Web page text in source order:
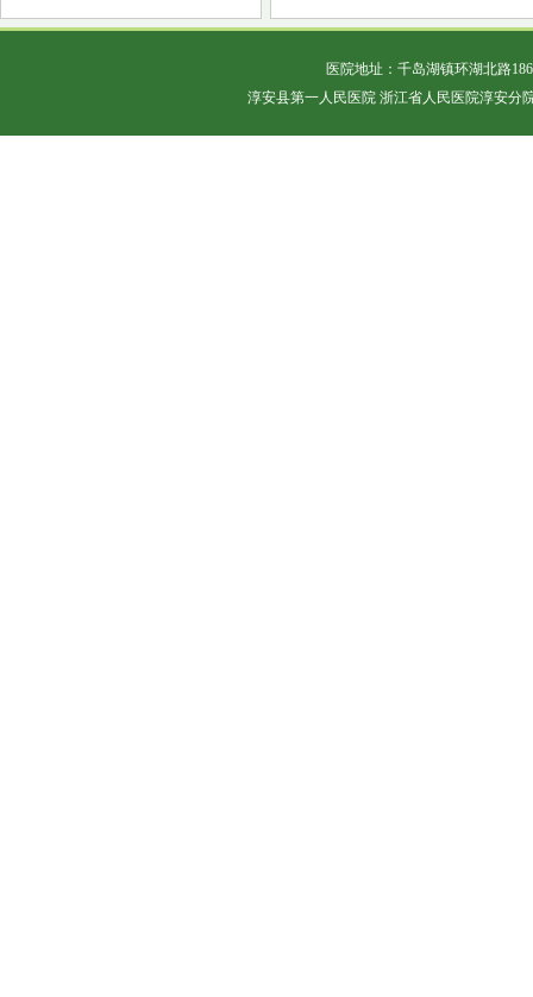
医院地址：千岛湖镇环湖北路
淳安县第一人民医院 浙江省人民医院淳安分